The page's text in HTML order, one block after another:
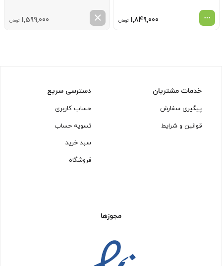
1,849,000 تومان 1,599,000 تومان
خدمات مشتریان
پیگیری سفارش
قوانین و شرایط
دسترسی سریع
حساب کاربری
تسویه حساب
سبد خرید
فروشگاه
مجوزها